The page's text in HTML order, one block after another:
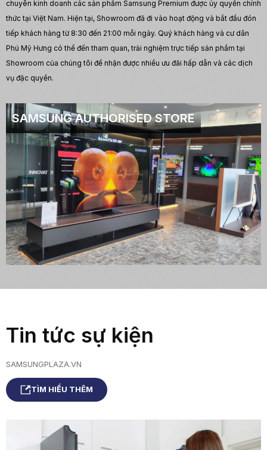
chuyên kinh doanh các sản phẩm Samsung Premium được ủy quyền chính
thức tại Việt Nam. Hiện tại, Showroom đã đi vào hoạt động và bắt đầu đón
tiếp khách hàng từ 8:30 đến 21:00 mỗi ngày. Quý khách hàng và cư dân
Phú Mỹ Hưng có thể đến tham quan, trải nghiệm trực tiếp sản phẩm tại
Showroom của chúng tôi để nhận được nhiều ưu đãi hấp dẫn và các dịch
vụ đặc quyền.
SAMSUNG AUTHORISED STORE
Tin tức sự kiện
SAMSUNGPLAZA.VN
TÌM HIỂU THÊM